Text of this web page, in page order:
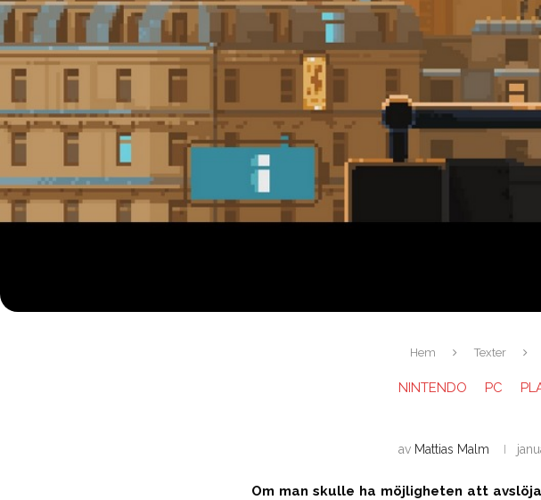
Hem Texter
NINTENDO PC
av Mattias Malm
Om man skulle ha möjligheten att